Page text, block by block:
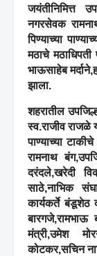
जयंतीनिमित्त
नगरसेवक
पिण्याच्या
मठाचे
भाऊसाहेब
झाला.
शहरातील
स्व.राजीव राजळे
पाण्याच्या
रामनाथ
दरंदले,खरेदी
साठे,नाभिक
कार्यकर्ते बंडूशेठ
बारगजे,रामभाऊ
मंत्री,उमेश
कोटकर,सचिन